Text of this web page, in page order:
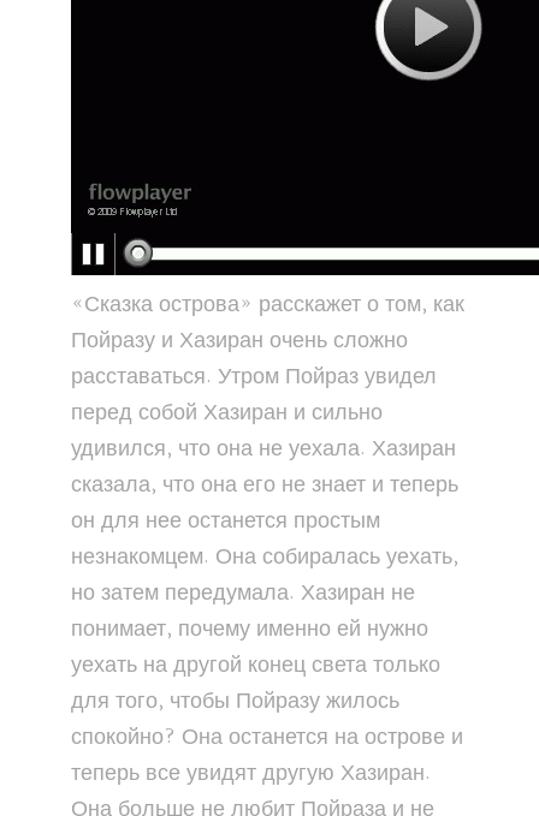
«Сказка острова» расскажет о том, как
Пойразу и Хазиран очень сложно
расставаться. Утром Пойраз увидел
перед собой Хазиран и сильно
удивился, что она не уехала. Хазиран
сказала, что она его не знает и теперь
он для нее останется простым
незнакомцем. Она собиралась уехать,
но затем передумала. Хазиран не
понимает, почему именно ей нужно
уехать на другой конец света только
для того, чтобы Пойразу жилось
спокойно? Она останется на острове и
теперь все увидят другую Хазиран.